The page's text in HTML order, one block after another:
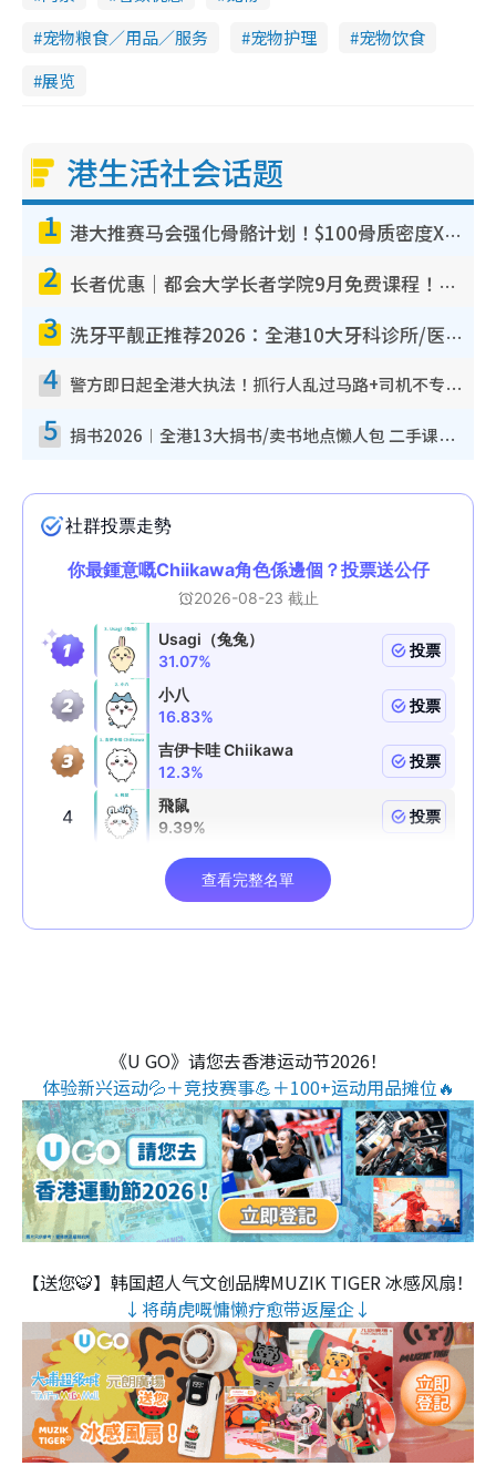
宠物粮食／用品／服务
宠物护理
宠物饮食
展览
港生活社会话题
1 港大推赛马会强化骨骼计划！$100骨质密度X光检查 完成免费运动训练送超市礼券！附参加资格
2 长者优惠｜都会大学长者学院9月免费课程！多媒体/微电影创作/网络安全 附报名方法教学
3 洗牙平靓正推荐2026：全港10大牙科诊所/医院懒人包，夜诊至8点/镇静洁牙/医疗券适用
4 警方即日起全港大执法！抓行人乱过马路+司机不专注驾驶！乱过马路罚$2000
5 捐书2026︱全港13大捐书/卖书地点懒人包 二手课本最高$150＋旧书换免费咖啡/戏票
《U GO》请您去香港运动节2026！
体验新兴运动💦＋竞技赛事💪＋100+运动用品摊位🔥
【送您🐯】韩国超人气文创品牌MUZIK TIGER 冰感风扇！
↓将萌虎嘅慵懒疗愈带返屋企↓